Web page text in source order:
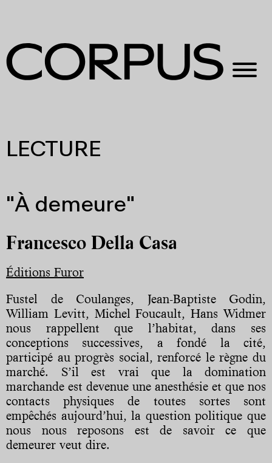
LECTURE
"À demeure"
Francesco Della Casa
Éditions Furor
Fustel de Coulanges, Jean-Baptiste Godin,
William Levitt, Michel Foucault, Hans Widmer
nous rappellent que l’habitat, dans ses
conceptions successives, a fondé la cité,
participé au progrès social, renforcé le règne du
marché. S’il est vrai que la domination
marchande est devenue une anesthésie et que nos
contacts physiques de toutes sortes sont
empêchés aujourd’hui, la question politique que
nous nous reposons est de savoir ce que
demeurer veut dire.